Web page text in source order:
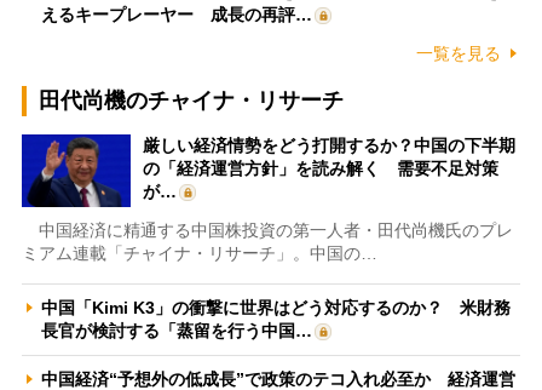
えるキープレーヤー 成長の再評…
一覧を見る
田代尚機のチャイナ・リサーチ
厳しい経済情勢をどう打開するか？中国の下半期
の「経済運営方針」を読み解く 需要不足対策
が…
中国経済に精通する中国株投資の第一人者・田代尚機氏のプレ
ミアム連載「チャイナ・リサーチ」。中国の…
中国「Kimi K3」の衝撃に世界はどう対応するのか？ 米財務
長官が検討する「蒸留を行う中国…
中国経済“予想外の低成長”で政策のテコ入れ必至か 経済運営